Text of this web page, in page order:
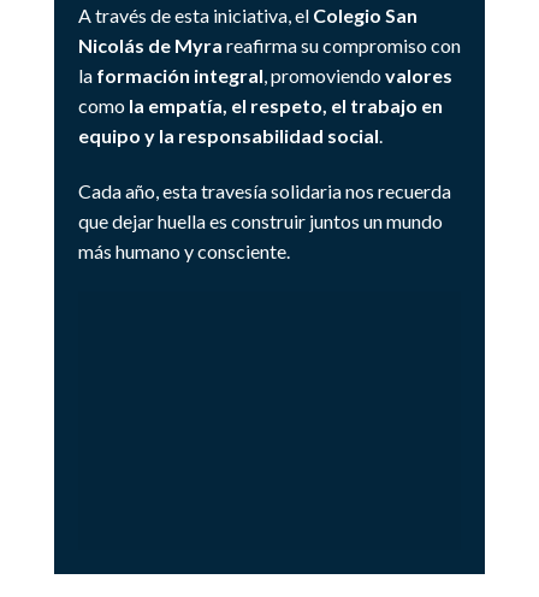
A través de esta iniciativa, el Colegio San
Nicolás de Myra reafirma su compromiso con
la formación integral, promoviendovalores
como la empatía, el respeto, el trabajo en
equipo y la responsabilidad social.
Cada año, esta travesía solidaria nos recuerda
que dejar huella es construir juntos un mundo
más humano y consciente.